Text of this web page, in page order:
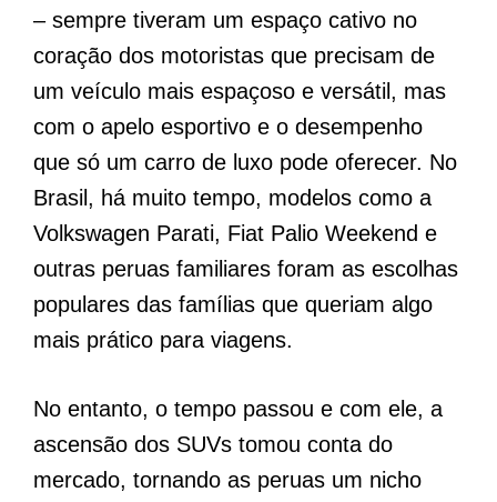
– sempre tiveram um espaço cativo no
coração dos motoristas que precisam de
um veículo mais espaçoso e versátil, mas
com o apelo esportivo e o desempenho
que só um carro de luxo pode oferecer. No
Brasil, há muito tempo, modelos como a
Volkswagen Parati, Fiat Palio Weekend e
outras peruas familiares foram as escolhas
populares das famílias que queriam algo
mais prático para viagens.
No entanto, o tempo passou e com ele, a
ascensão dos SUVs tomou conta do
mercado, tornando as peruas um nicho